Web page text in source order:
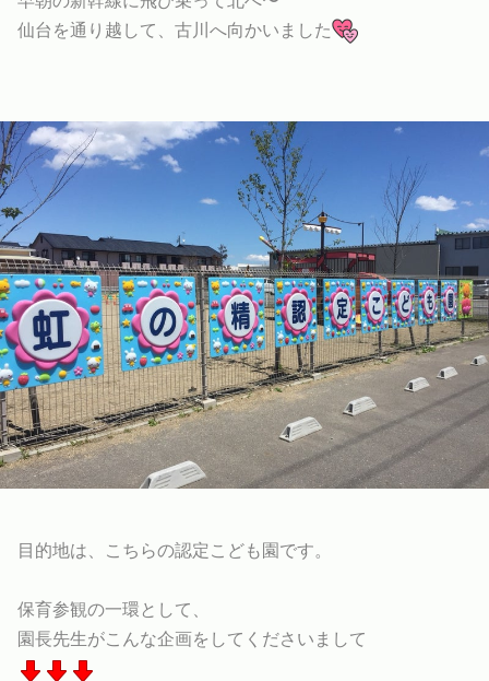
仙台を通り越して、古川へ向かいました
目的地は、こちらの認定こども園です。
保育参観の一環として、
園長先生がこんな企画をしてくださいまして